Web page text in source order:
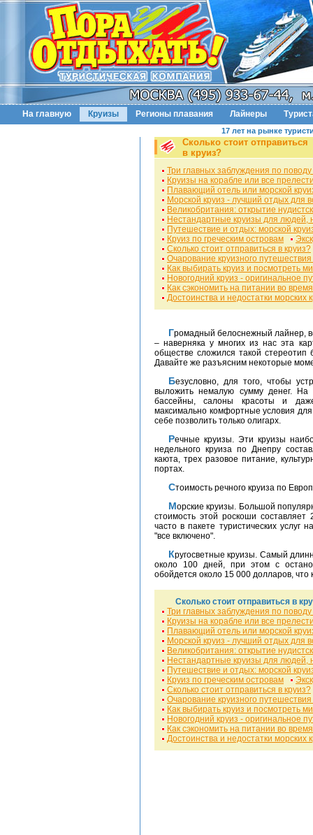
На главную Круизы Регионы плавания Лайнеры
17 лет на рынке
Сколько стоит отправиться
в круиз?
Три главных заблуждения по поводу
Круизы на корабле или все
Плавающий отель или морской
Морской круиз - лучший отдых для
Великобритания: открытие
Нестандартные круизы для людей,
Путешествие и отдых: морской
Круиз по греческим островам
Сколько стоит отправиться в круиз?
Очарование круизного
Как выбирать круиз и посмотреть
Новогодний круиз - оригинальное
Как сэкономить на питании во
Достоинства и недостатки морских
Громадный белоснежный лайнер, веселые туристы, машущие платком родственники
– наверняка у многих из нас эта
обществе сложился такой
Давайте же разъясним некоторые
Безусловно, для того, чтобы устроить себе прогулку на лайнере нам придется
выложить немалую сумму денег. На
бассейны, салоны красоты и
максимально комфортные условия
себе позволить только олигарх.
Речные круизы. Эти круизы наиболее популярны по Украине. Стоимость билета
недельного круиза по Днепру
каюта, трех разовое питание,
портах.
Стоимость речного круиза по
Морские круизы. Большой
стоимость этой роскоши
часто в пакете туристических услуг
"все включено".
Кругосветные круизы. Самый длинный круиз начинается их Савоны (Италия) длится
около 100 дней, при этом с
обойдется около 15 000 долларов,
Сколько стоит отправиться в
Три главных заблуждения по поводу
Круизы на корабле или все
Плавающий отель или морской
Морской круиз - лучший отдых для
Великобритания: открытие
Нестандартные круизы для людей,
Путешествие и отдых: морской
Круиз по греческим островам
Сколько стоит отправиться в круиз?
Очарование круизного
Как выбирать круиз и посмотреть
Новогодний круиз - оригинальное
Как сэкономить на питании во
Достоинства и недостатки морских